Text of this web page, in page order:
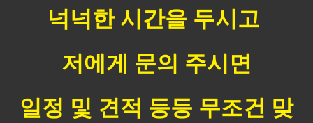
넉넉한 시간을 두시고
저에게 문의 주시면
일정 및 견적 등등 무조건 맞